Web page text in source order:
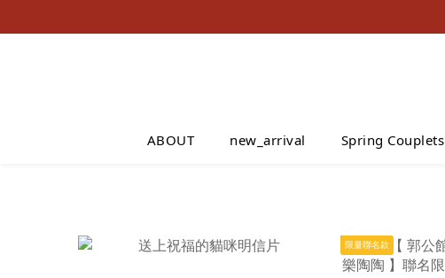
ABOUT new_arrival Spring Couplets
限量聯名款